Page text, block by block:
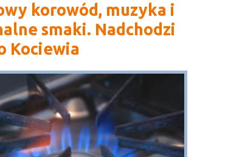
korowód, muzyka i
smaki. Nadchodzi
Kociewia